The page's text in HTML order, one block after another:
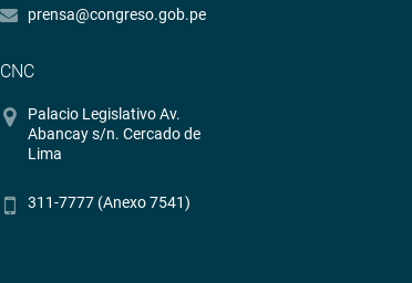
prensa@congreso.gob.pe
CNC
Palacio Legislativo Av.
Abancay s/n. Cercado de
Lima
311-7777 (Anexo 7541)